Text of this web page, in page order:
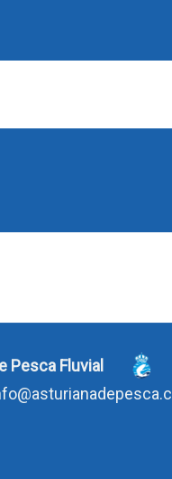
Pesca Fluvial